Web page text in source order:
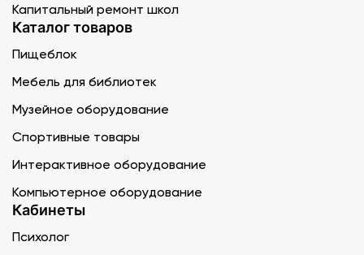
Капитальный ремонт школ
Каталог товаров
Пищеблок
Мебель для библиотек
Музейное оборудование
Спортивные товары
Интерактивное оборудование
Компьютерное оборудование
Кабинеты
Психолог